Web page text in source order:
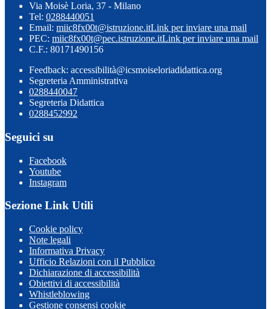
Via Moisè Loria, 37 - Milano
Tel: 0288440051
Email: miic8fx00t@istruzione.itLink per inviare una mail
PEC: miic8fx00t@pec.istruzione.itLink per inviare una mail
C.F.: 80171490156
Feedback: accessibilità@icsmoiseloriadidattica.org
Segreteria Amministrativa
0288440047
Segreteria Didattica
0288452992
Seguici su
Facebook
Youtube
Instagram
Sezione Link Utili
Cookie policy
Note legali
Informativa Privacy
Ufficio Relazioni con il Pubblico
Dichiarazione di accessibilità
Obiettivi di accessibilità
Whistleblowing
Gestione consensi cookie